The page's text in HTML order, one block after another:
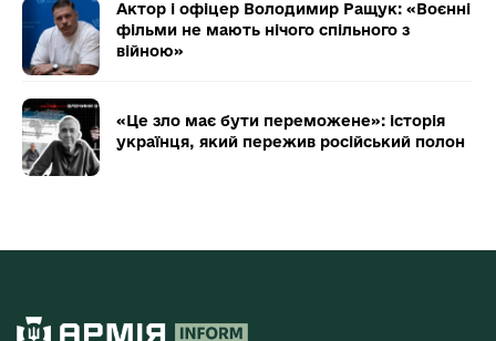
Актор і офіцер Володимир Ращук: «Воєнні
фільми не мають нічого спільного з
війною»
«Це зло має бути переможене»: історія
українця, який пережив російський полон